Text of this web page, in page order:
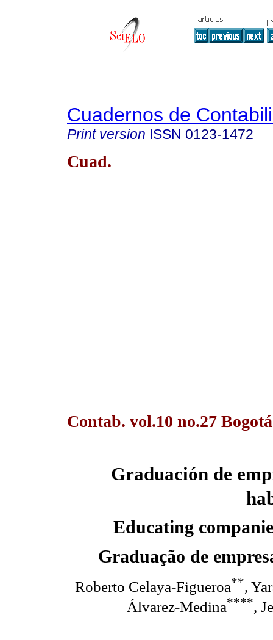
Cuadernos de
Print version ISSN 0123-1472
Cuad.
Contab. vol.10 no.27
Graduación de
Educating
Graduação de
Roberto Celaya-Figueroa**,
Álvarez-Medina****,